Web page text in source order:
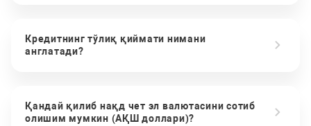
Кредитнинг тўлиқ қиймати нимани
англатади?
Қандай қилиб нақд чет эл валютасини сотиб
олишим мумкин (АҚШ доллари)?